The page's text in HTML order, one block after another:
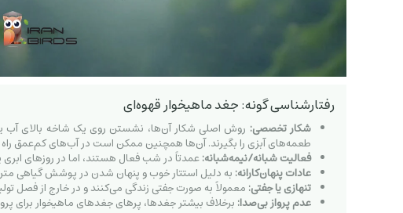
رفتارشناسی گونه: جغد ماهیخوار قهوه‌ای
شکار تخصصی: روش اصلی شکار آن‌ها، نشستن روی یک شاخه بالای آب
طعمه‌های آبزی را بگیرند. آن‌ها همچنین ممکن است در آب‌های کم‌عمق راه
فعالیت شبانه/نیمه‌شبانه:عمدتاً در شب فعال هستند، اما در روزهای
عادات پنهان‌کارانه: به دلیل استتار خوب و پنهان شدن در پوشش گیاهی
تنهازی یا جفتی: معمولاً به صورت جفتی زندگی می‌کنند و در خارج از فصل
عدم پرواز بی‌صدا: برخلاف بیشتر جغدها، پرهای جغدهای ماهیخوار برای